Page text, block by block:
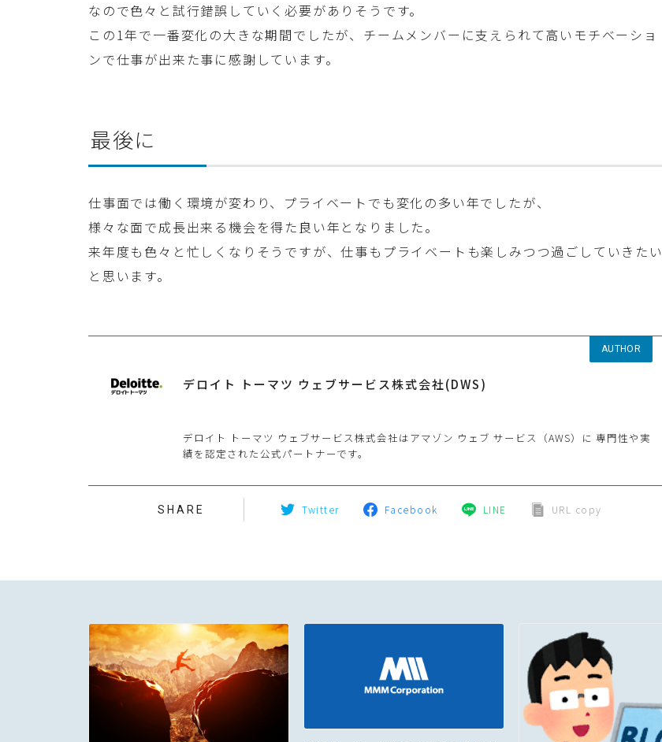
なので色々と試行錯誤していく必要がありそうです。
この1年で一番変化の大きな期間でしたが、チームメンバーに支えられて高いモチベーショ
ンで仕事が出来た事に感謝しています。
最後に
仕事面では働く環境が変わり、プライベートでも変化の多い年でしたが、
様々な面で成長出来る機会を得た良い年となりました。
来年度も色々と忙しくなりそうですが、仕事もプライベートも楽しみつつ過ごしていきたい
と思います。
AUTHOR
デロイト トーマツ ウェブサービス株式会社(DWS)
デロイト トーマツ ウェブサービス株式会社はアマゾン ウェブ サービス（AWS）に 専門性や実
績を認定された公式パートナーです。
SHARE Twitter Facebook LINE URL copy